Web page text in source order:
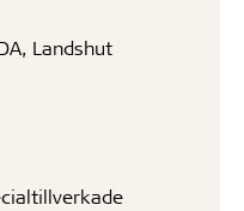
Landshut